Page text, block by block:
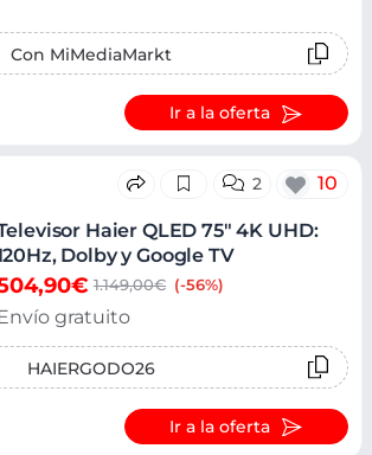
Con MiMediaMarkt
Ir a la oferta
2 10
Haier QLED 75" 4K UHD:
Dolby y Google TV
1.149,00€ (-56%)
gratuito
HAIERGODO26
Ir a la oferta